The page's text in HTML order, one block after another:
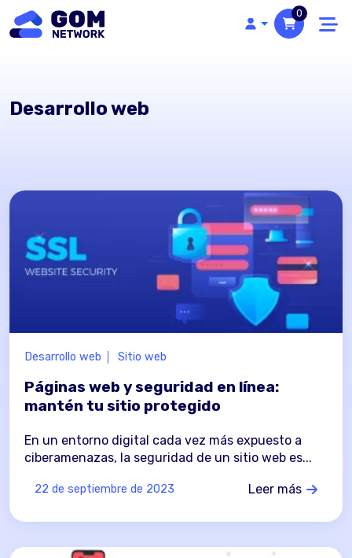
0
Desarrollo web
Desarrollo web Sitio web
Páginas web y seguridad en línea:
mantén tu sitio protegido
En un entorno digital cada vez más expuesto a
ciberamenazas, la seguridad de un sitio web es...
22 de septiembre de 2023 Leer más